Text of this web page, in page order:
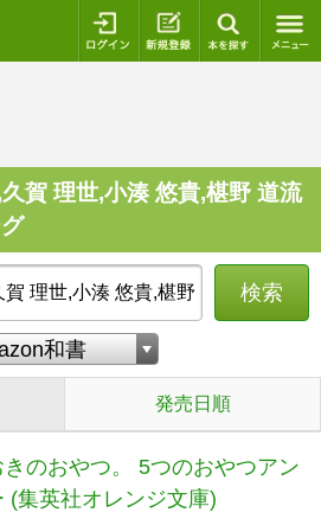
ログイン 新規登録
賀 理世,小湊 悠貴,椹野 道流
検索
発売日順
きのおやつ。 5つのおやつアン
(集英社オレンジ文庫)